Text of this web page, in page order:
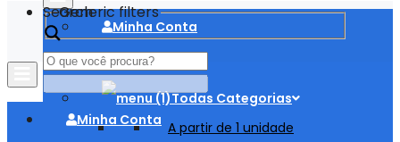
Minha Conta
Meus Pedidos
Todas Categorias
A partir de 1 unidade
Search
Generic filters
Minha Conta